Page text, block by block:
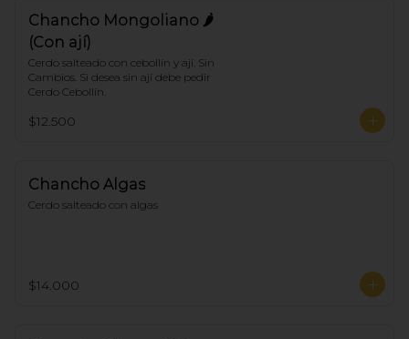
Chancho Mongoliano 🌶
(Con ají)
Cerdo salteado con cebollín y ají. Sin
Cambios. Si desea sin ají debe pedir
Cerdo Cebollín.
$12.500
Chancho Algas
Cerdo salteado con algas
$14.000